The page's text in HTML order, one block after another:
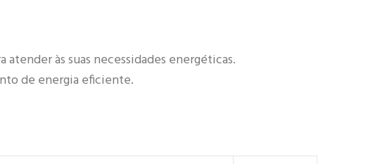
às suas necessidades energéticas.
de energia eficiente.